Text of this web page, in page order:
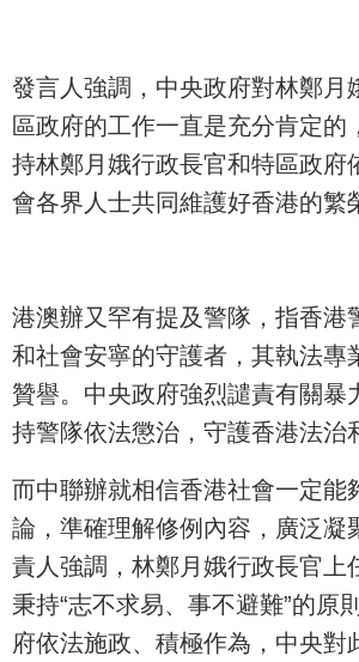
發言人強調，中央政府對林鄭月
區政府的工作一直是充分肯定的
持林鄭月娥行政長官和特區政府
會各界人士共同維護好香港的繁
港澳辦又罕有提及警隊，指香港
和社會安寧的守護者，其執法專
贊譽。中央政府強烈譴責有關暴
持警隊依法懲治，守護香港法治
而中聯辦就相信香港社會一定能
論，準確理解修例內容，廣泛凝
責人強調，林鄭月娥行政長官上
秉持“志不求易、事不避難”的原
府依法施政、積極作為，中央對